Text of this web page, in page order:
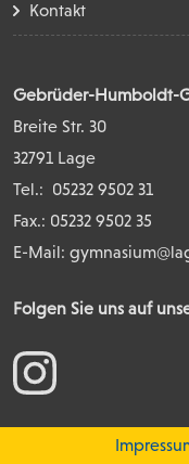
Kontakt
Gebrüder-Humboldt-
Breite Str. 30
32791 Lage
Tel.: 05232 9502 31
Fax.: 05232 9502 35
E-Mail:
Folgen Sie uns auf